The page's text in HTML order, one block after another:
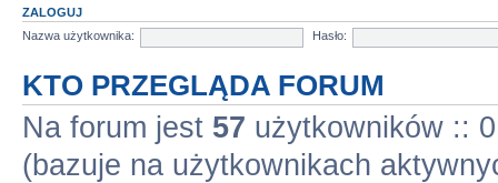
ZALOGUJ
Nazwa użytkownika:
Hasło:
KTO PRZEGLĄDA FORUM
Na forum jest 57 użytkowników ::
(bazuje na użytkownikach